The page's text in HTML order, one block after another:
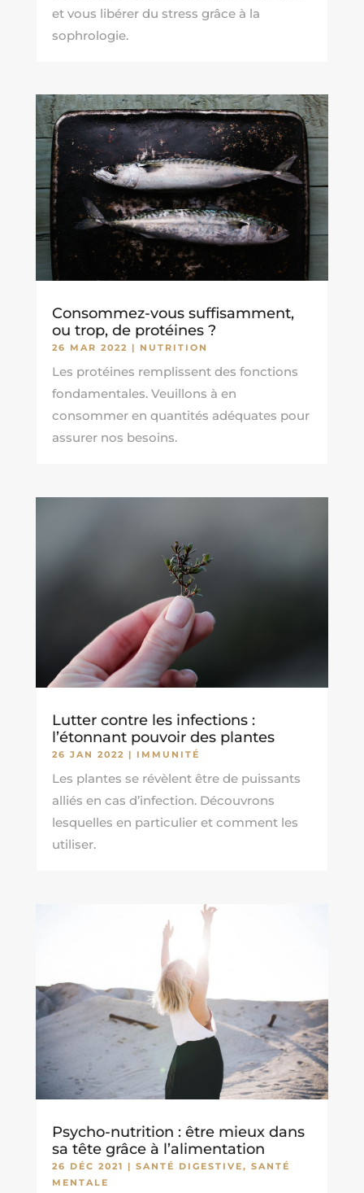
et vous libérer du stress grâce à la
sophrologie.
Consommez-vous suffisamment,
ou trop, de protéines ?
26 MAR 2022 | NUTRITION
Les protéines remplissent des fonctions
fondamentales. Veuillons à en
consommer en quantités adéquates pour
assurer nos besoins.
Lutter contre les infections :
l’étonnant pouvoir des plantes
26 JAN 2022 | IMMUNITÉ
Les plantes se révèlent être de puissants
alliés en cas d’infection. Découvrons
lesquelles en particulier et comment les
utiliser.
Psycho-nutrition : être mieux dans
sa tête grâce à l’alimentation
26 DÉC 2021 | SANTÉ DIGESTIVE, SANTÉ
MENTALE